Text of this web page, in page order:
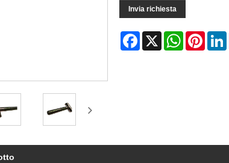
Invia richiesta
Facebook
X WhatsApp